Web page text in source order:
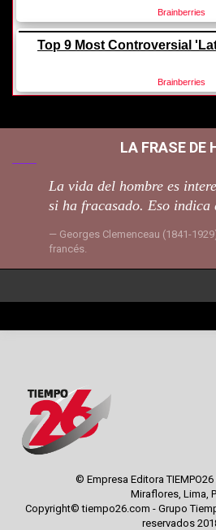
LA FRASE DE
La vida del hombre es
si ha fracasado. Eso indica
Georges Clemenceau (1841-
francés.
© Empresa Editora
Miraflores, Lima,
Copyright© tiempo26.com - Grupo
reservados